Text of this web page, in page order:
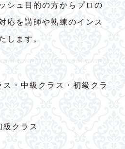
シュ目的の方からプロの
応を講師や熟練のインス
します。
・中級クラス・初級クラ
級クラス